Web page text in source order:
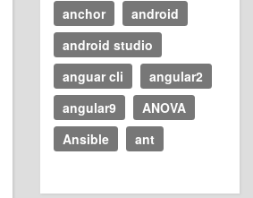
anchor
android
android studio
anguar cli
angular2
angular9
ANOVA
Ansible
ant